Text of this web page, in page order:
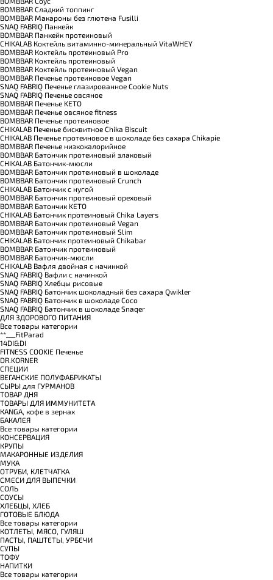
BOMBBAR Сладкий топпинг
BOMBBAR Макароны без глютена Fusilli
SNAQ FABRIQ Панкейк
BOMBBAR Панкейк протеиновый
CHIKALAB Коктейль витаминно-минеральный VitaWHEY
BOMBBAR Коктейль протеиновый Pro
BOMBBAR Коктейль протеиновый
BOMBBAR Коктейль протеиновый Vegan
BOMBBAR Печенье протеиновое Vegan
SNAQ FABRIQ Печенье глазированное Cookie Nuts
SNAQ FABRIQ Печенье овсяное
BOMBBAR Печенье KETO
BOMBBAR Печенье овсяное fitness
BOMBBAR Печенье протеиновое
CHIKALAB Печенье бисквитное Chika Biscuit
CHIKALAB Печенье протеиновое в шоколаде без сахара Chikapie
BOMBBAR Печенье низкокалорийное
BOMBBAR Батончик протеиновый злаковый
CHIKALAB Батончик-мюсли
BOMBBAR Батончик протеиновый в шоколаде
BOMBBAR Батончик протеиновый Crunch
CHIKALAB Батончик с нугой
BOMBBAR Батончик протеиновый ореховый
BOMBBAR Батончик KETO
CHIKALAB Батончик протеиновый Chika Layers
BOMBBAR Батончик протеиновый Vegan
BOMBBAR Батончик протеиновый Slim
CHIKALAB Батончик протеиновый Chikabar
BOMBBAR Батончик протеиновый
BOMBBAR Батончик-мюсли
CHIKALAB Вафля двойная с начинкой
SNAQ FABRIQ Вафли с начинкой
SNAQ FABRIQ Хлебцы рисовые
SNAQ FABRIQ Батончик шоколадный без сахара Qwikler
SNAQ FABRIQ Батончик в шоколаде Coco
SNAQ FABRIQ Батончик в шоколаде Snaqer
ДЛЯ ЗДОРОВОГО ПИТАНИЯ
Все товары категории
**___FitParad
14DI&DI
FITNESS COOKIE Печенье
DR.KORNER
СПЕЦИИ
ВЕГАНСКИЕ ПОЛУФАБРИКАТЫ
СЫРЫ для ГУРМАНОВ
TОВАР ДНЯ
TОВАРЫ ДЛЯ ИММУНИТЕТА
КANGA, кофе в зернах
БАКАЛЕЯ
Все товары категории
КОНСЕРВАЦИЯ
КРУПЫ
МАКАРОННЫЕ ИЗДЕЛИЯ
МУКА
ОТРУБИ, КЛЕТЧАТКА
СМЕСИ ДЛЯ ВЫПЕЧКИ
СОЛЬ
СОУСЫ
ХЛЕБЦЫ, ХЛЕБ
ГОТОВЫЕ БЛЮДА
Все товары категории
КОТЛЕТЫ, МЯСО, ГУЛЯШ
ПАСТЫ, ПАШТЕТЫ, УРБЕЧИ
СУПЫ
ТОФУ
НАПИТКИ
Все товары категории